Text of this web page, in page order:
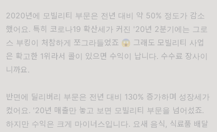
2020년에 모빌리티 부문은 전년 대비 약 50% 정도가 감소
했어요. 특히 코로나19 확산세가 커진 '20년 2분기에는 그로
스 부킹이 처참하게 쪼그라들었죠 😱 그래도 모빌리티 사업
은 확고한 1위라서 콜이 있으면 수익이 납니다. 수수료 장사이
니까요.
반면에 딜리버리 부문은 전년 대비 130% 증가하며 성장세가
컸어요. '20년 매출만 놓고 보면 모빌리티 부문을 넘어섰죠.
하지만 수익은 크게 마이너스입니다. 요새 음식, 식료품 배달